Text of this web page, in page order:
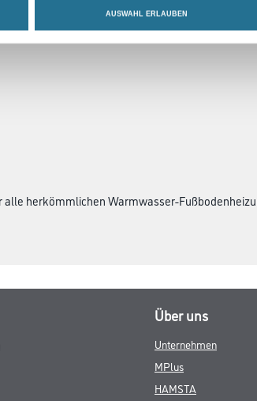
AUSWAHL ERLAUBEN
Grey
herkömmlichen Warmwasser-
Über uns
Unternehmen
MPlus
HAMSTA